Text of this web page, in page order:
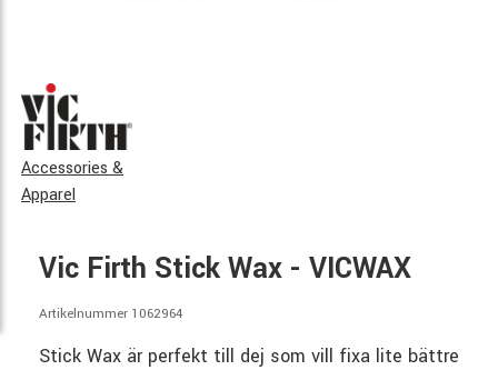
Accessories &
Apparel
Vic Firth Stick Wax - VICWAX
Artikelnummer 1062964
Stick Wax är perfekt till dej som vill fixa lite bättre